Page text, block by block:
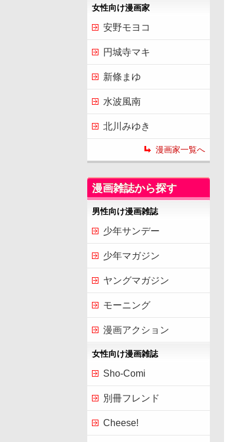
女性向け漫画家
安野モヨコ
円城寺マキ
新條まゆ
水波風南
北川みゆき
漫画家一覧へ
漫画雑誌から探す
男性向け漫画雑誌
少年サンデー
少年マガジン
ヤングマガジン
モーニング
漫画アクション
女性向け漫画雑誌
Sho-Comi
別冊フレンド
Cheese!